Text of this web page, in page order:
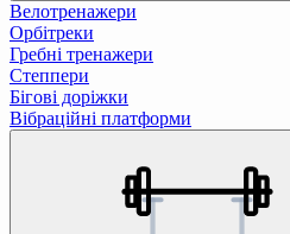
Велотренажери
Орбітреки
Гребні тренажери
Степпери
Бігові доріжки
Вібраційні платформи